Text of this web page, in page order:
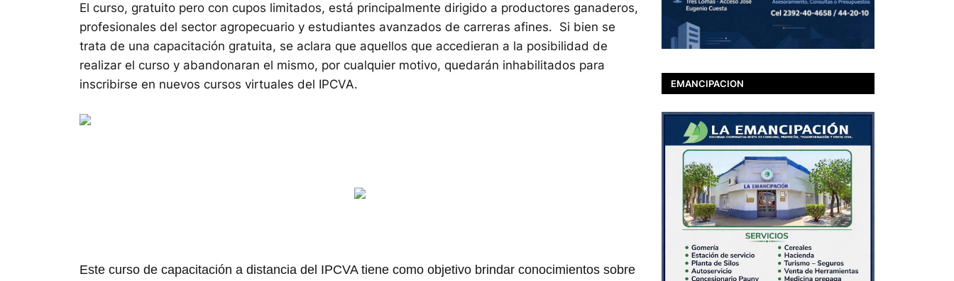
El curso, gratuito pero con cupos limitados, está principalmente dirigido a productores ganaderos,
profesionales del sector agropecuario y estudiantes avanzados de carreras afines. Si bien se
trata de una capacitación gratuita, se aclara que aquellos que accedieran a la posibilidad de
realizar el curso y abandonaran el mismo, por cualquier motivo, quedarán inhabilitados para
inscribirse en nuevos cursos virtuales del IPCVA.
Este curso de capacitación a distancia del IPCVA tiene como objetivo brindar conocimientos sobre
EMANCIPACION